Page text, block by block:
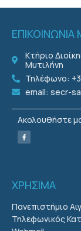
Κτήριο
Μυτιλήνη
Τηλέφωνο:
email: secr-
Ακολουθήστε
ΧΡΗΣΙΜΑ
Πανεπιστήμιο
Τηλεφωνικός